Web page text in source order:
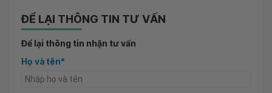
ĐỂ LẠI THÔNG TIN TƯ VẤN
Để lại thông tin nhận tư vấn
Họ và tên*